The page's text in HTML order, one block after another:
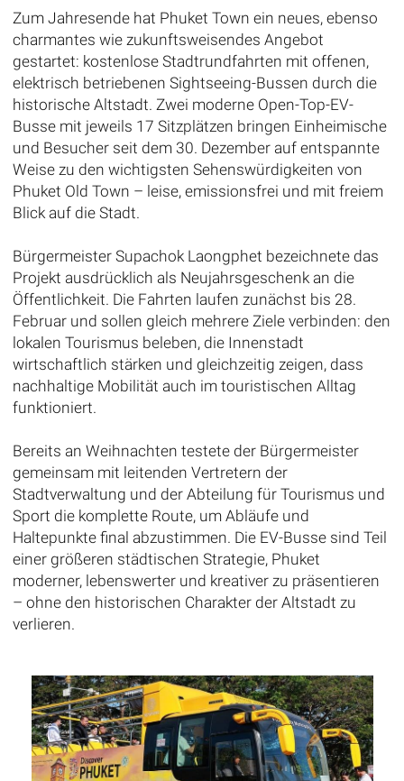
Zum Jahresende hat Phuket Town ein neues, ebenso
charmantes wie zukunftsweisendes Angebot
gestartet: kostenlose Stadtrundfahrten mit offenen,
elektrisch betriebenen Sightseeing-Bussen durch die
historische Altstadt. Zwei moderne Open-Top-EV-
Busse mit jeweils 17 Sitzplätzen bringen Einheimische
und Besucher seit dem 30. Dezember auf entspannte
Weise zu den wichtigsten Sehenswürdigkeiten von
Phuket Old Town – leise, emissionsfrei und mit freiem
Blick auf die Stadt.
Bürgermeister Supachok Laongphet bezeichnete das
Projekt ausdrücklich als Neujahrsgeschenk an die
Öffentlichkeit. Die Fahrten laufen zunächst bis 28.
Februar und sollen gleich mehrere Ziele verbinden: den
lokalen Tourismus beleben, die Innenstadt
wirtschaftlich stärken und gleichzeitig zeigen, dass
nachhaltige Mobilität auch im touristischen Alltag
funktioniert.
Bereits an Weihnachten testete der Bürgermeister
gemeinsam mit leitenden Vertretern der
Stadtverwaltung und der Abteilung für Tourismus und
Sport die komplette Route, um Abläufe und
Haltepunkte final abzustimmen. Die EV-Busse sind Teil
einer größeren städtischen Strategie, Phuket
moderner, lebenswerter und kreativer zu präsentieren
– ohne den historischen Charakter der Altstadt zu
verlieren.